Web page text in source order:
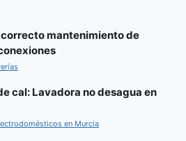
correcto mantenimiento de
cal: Lavadora no desagua en
en Murcia